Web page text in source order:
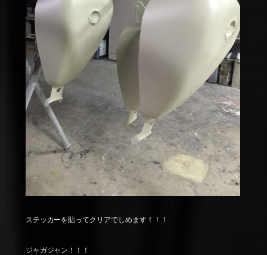
ステッカーを貼ってクリアでしめます！！！
ジャガジャン！！！